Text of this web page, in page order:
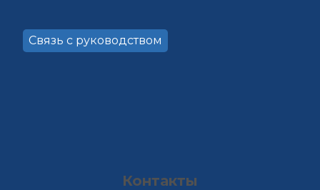
Связь с руководством
Контакты